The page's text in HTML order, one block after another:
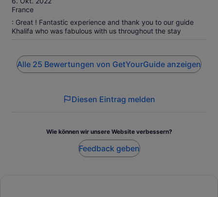
flushing toilet. The food is very repetitive and you are just
pulling into a version of the same roadside stand and gift
shop for every lunch. Bring lots of snacks with you. The
guide was amazing and really made the trip wonderful. If
you can afford something nicer and can stay in the Maasai
France
: Great ! Fantastic experience and thank you to our guide
Khalifa who was fabulous with us throughout the stay
Alle 25 Bewertungen von GetYourGuide anzeigen
Diesen Eintrag melden
Wie können wir unsere Website verbessern?
Feedback geben